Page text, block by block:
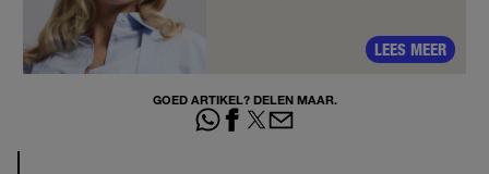
LEES MEER
GOED ARTIKEL? DELEN MAAR.